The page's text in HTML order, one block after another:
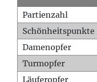
Partienzahl
Schönheitspunkte
Damenopfer
Turmopfer
Läuferopfer